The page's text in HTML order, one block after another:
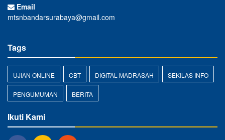
Email
mtsnbandarsurabaya@gmail.com
Tags
UJIAN ONLINE CBT DIGITAL MADRASAH SEKILAS INFO
PENGUMUMAN BERITA
Ikuti Kami